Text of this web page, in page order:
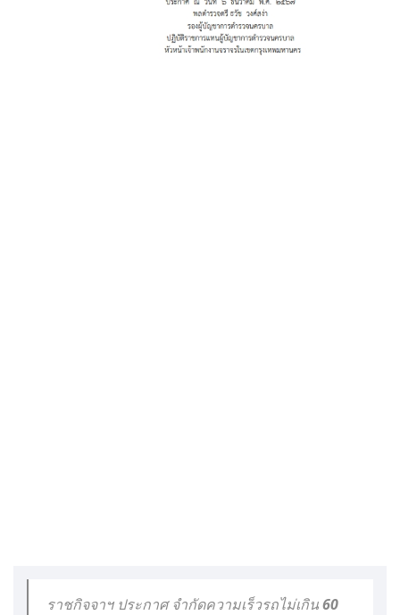
ราชกิจจาฯ ประกาศ จำกัดความเร็วรถไม่เกิน 60